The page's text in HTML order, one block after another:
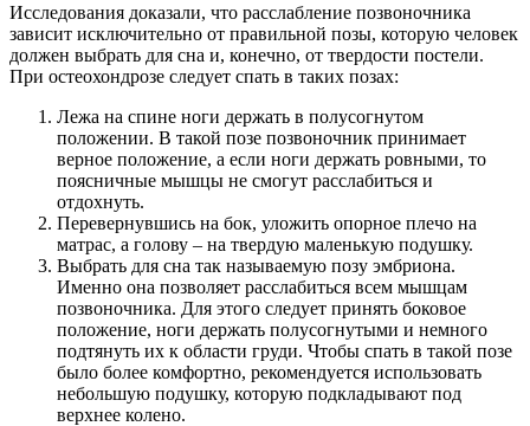
Исследования доказали, что расслабление позвоночника
зависит исключительно от правильной позы, которую человек
должен выбрать для сна и, конечно, от твердости постели.
При остеохондрозе следует спать в таких позах:
Лежа на спине ноги держать в полусогнутом
положении. В такой позе позвоночник принимает
верное положение, а если ноги держать ровными, то
поясничные мышцы не смогут расслабиться и
отдохнуть.
Перевернувшись на бок, уложить опорное плечо на
матрас, а голову – на твердую маленькую подушку.
Выбрать для сна так называемую позу эмбриона.
Именно она позволяет расслабиться всем мышцам
позвоночника. Для этого следует принять боковое
положение, ноги держать полусогнутыми и немного
подтянуть их к области груди. Чтобы спать в такой позе
было более комфортно, рекомендуется использовать
небольшую подушку, которую подкладывают под
верхнее колено.